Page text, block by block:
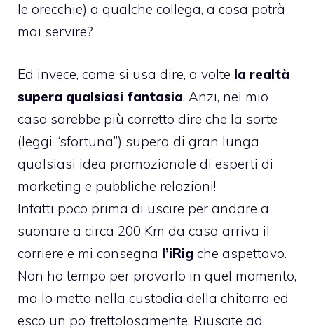
le orecchie) a qualche collega, a cosa potrà
mai servire?
Ed invece, come si usa dire, a volte la realtà
supera qualsiasi fantasia. Anzi, nel mio
caso sarebbe più corretto dire che la sorte
(leggi “sfortuna”) supera di gran lunga
qualsiasi idea promozionale di esperti di
marketing e pubbliche relazioni!
Infatti poco prima di uscire per andare a
suonare a circa 200 Km da casa arriva il
corriere e mi consegna l’iRig che aspettavo.
Non ho tempo per provarlo in quel momento,
ma lo metto nella custodia della chitarra ed
esco un po’ frettolosamente. Riuscite ad